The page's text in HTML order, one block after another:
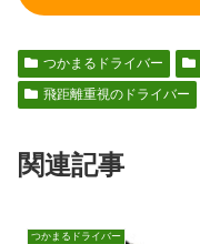
つかまるドライバー
飛距離重視のドライバー
関連記事
つかまるドライバー